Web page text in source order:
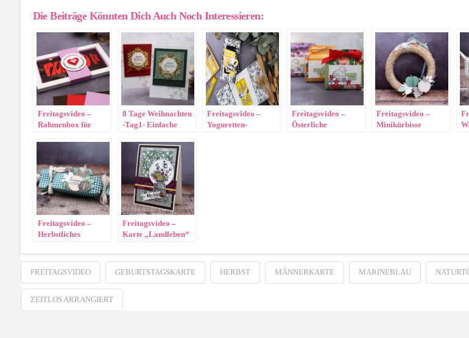
Die Beiträge Könnten Dich Auch Noch Interessieren:
Freitagsvideo –
Rahmenbox für
8 Tage Weihnachten
-Tag1- Einfache
Licht“
Freitagsvideo –
Yoguretten-
Freitagsvideo –
Österliche
Freitagsvideo –
Minikürbisse
Freitagsvideo –
Herbstliches
Freitagsvideo –
Karte „Landleben“
FREITAGSVIDEO GEBURTSTAGSKARTE HERBST MÄNNERKARTE MARINEBLAU
ZEITLOS ARRANGIERT